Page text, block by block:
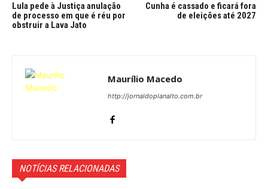
Lula pede à Justiça anulação
de processo em que é réu por
obstruir a Lava Jato
Cunha é cassado e ficará fora
de eleições até 2027
Maurílio Macedo
http://jornaldoplanalto.com.br
NOTÍCIAS RELACIONADAS